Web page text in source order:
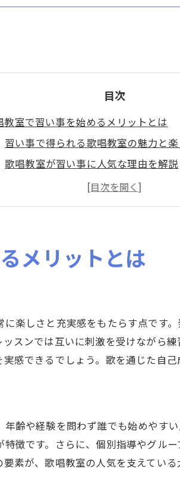
目次
教室で習い事を始めるメリットとは
習い事で得られる歌唱教室の魅力と楽
歌唱教室が習い事に人気な理由を解説
歌唱教室の習い事で自己表現力が高ま
習い事で歌レッスンを始めるメリッ
習い事選びで失敗しない歌唱教室のポ
オケ力アップに役立つ歌レッスンの魅
カラオケ力を高める習い事としての
歌レッスンで習い事を始める際の効
習い事で学ぶボイストレーニングの
自己表現力アップに役立つ習い事と
メリットとは
楽しさと充実感をもたらす点です
スンでは互いに刺激を受けながら
感できるでしょう。歌を通じた自
齢や経験を問わず誰でも始めやす
徴です。さらに、個別指導やグル
素が、歌唱教室の人気を支えている